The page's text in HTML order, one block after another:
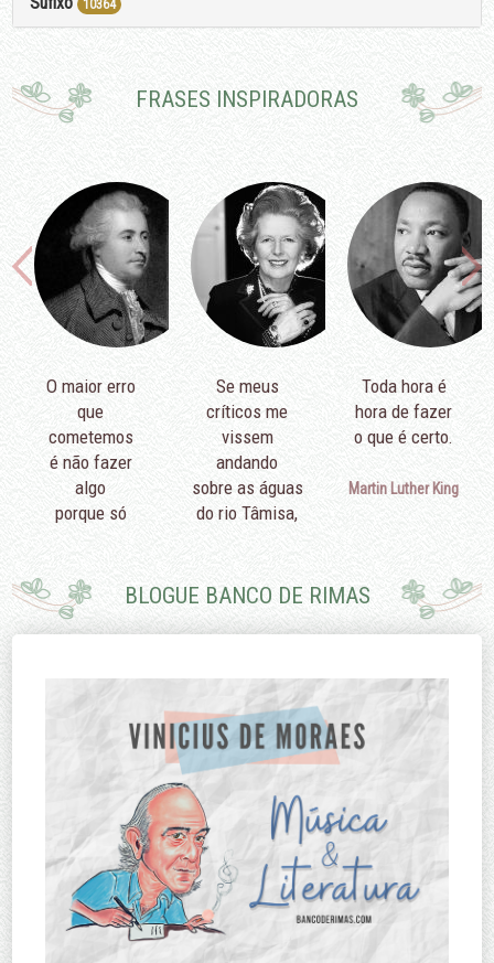
10364
FRASES INSPIRADORAS
O maior erro
que
cometemos
é não fazer
algo
porque só
Edmund Burke
Se meus
críticos me
vissem
andando
sobre as águas
do rio Tâmisa,
sei nadar.
Toda hora é
hora de fazer
o que é certo.
Martin Luther King
BLOGUE BANCO DE RIMAS